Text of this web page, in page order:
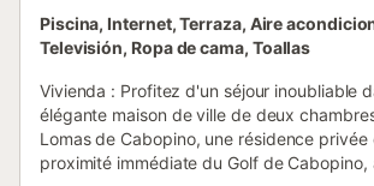
Piscina, Internet, Terraza, Aire
Televisión, Ropa de cama, Toallas
Vivienda : Profitez d'un séjour inoubliable
élégante maison de ville de deux
Lomas de Cabopino, une résidence privée
proximité immédiate du Golf de Cabopino,